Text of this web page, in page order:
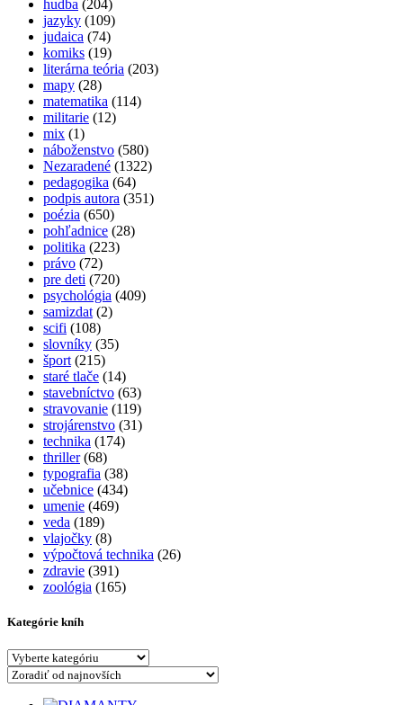
hudba (204)
jazyky (109)
judaica (74)
komiks (19)
literárna teória (203)
mapy (28)
matematika (114)
militarie (12)
mix (1)
náboženstvo (580)
Nezaradené (1322)
pedagogika (64)
podpis autora (351)
poézia (650)
pohľadnice (28)
politika (223)
právo (72)
pre deti (720)
psychológia (409)
samizdat (2)
scifi (108)
slovníky (35)
šport (215)
staré tlače (14)
stavebníctvo (63)
stravovanie (119)
strojárenstvo (31)
technika (174)
thriller (68)
typografia (38)
učebnice (434)
umenie (469)
veda (189)
vlajočky (8)
výpočtová technika (26)
zdravie (391)
zoológia (165)
Kategórie kníh